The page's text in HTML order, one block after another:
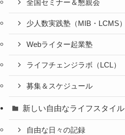
全国セミナー＆懇親会
少人数実践塾（MIB・LCMS）
Webライター起業塾
ライフチェンジラボ（LCL）
募集＆スケジュール
新しい自由なライフスタイル
自由な日々の記録